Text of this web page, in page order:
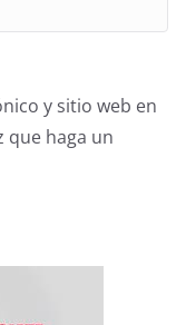
y sitio web en
que haga un